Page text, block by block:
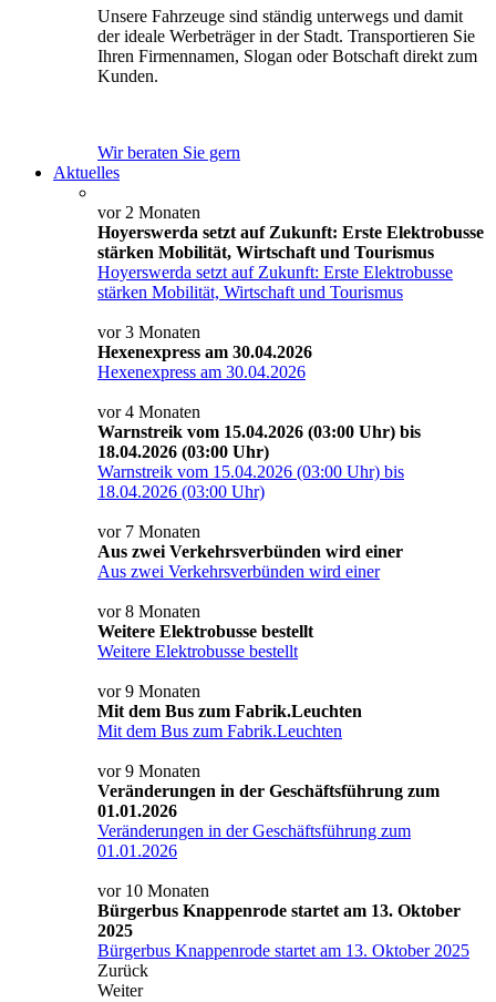
Unsere Fahrzeuge sind ständig unterwegs und damit
der ideale Werbeträger in der Stadt. Transportieren Sie
Ihren Firmennamen, Slogan oder Botschaft direkt zum
Kunden.
Wir beraten Sie gern
Aktuelles
vor 2 Monaten
Hoyerswerda setzt auf Zukunft: Erste Elektrobusse
stärken Mobilität, Wirtschaft und Tourismus
Hoyerswerda setzt auf Zukunft: Erste Elektrobusse
stärken Mobilität, Wirtschaft und Tourismus
vor 3 Monaten
Hexenexpress am 30.04.2026
Hexenexpress am 30.04.2026
vor 4 Monaten
Warnstreik vom 15.04.2026 (03:00 Uhr) bis
18.04.2026 (03:00 Uhr)
Warnstreik vom 15.04.2026 (03:00 Uhr) bis
18.04.2026 (03:00 Uhr)
vor 7 Monaten
Aus zwei Verkehrsverbünden wird einer
Aus zwei Verkehrsverbünden wird einer
vor 8 Monaten
Weitere Elektrobusse bestellt
Weitere Elektrobusse bestellt
vor 9 Monaten
Mit dem Bus zum Fabrik.Leuchten
Mit dem Bus zum Fabrik.Leuchten
vor 9 Monaten
Veränderungen in der Geschäftsführung zum
01.01.2026
Veränderungen in der Geschäftsführung zum
01.01.2026
vor 10 Monaten
Bürgerbus Knappenrode startet am 13. Oktober
2025
Bürgerbus Knappenrode startet am 13. Oktober 2025
Zurück
Weiter